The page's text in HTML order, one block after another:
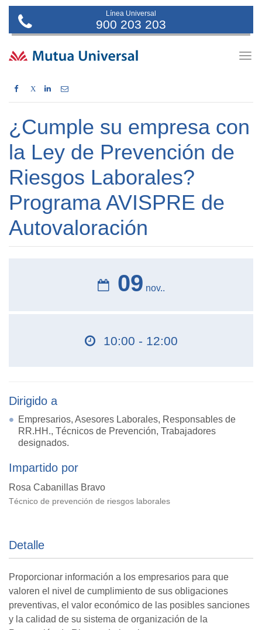
Línea Universal
900 203 203
X
¿Cumple su empresa con
la Ley de Prevención de
Riesgos Laborales?
Programa AVISPRE de
Autovaloración
09 nov..
10:00 - 12:00
Dirigido a
Empresarios, Asesores Laborales, Responsables de
RR.HH., Técnicos de Prevención, Trabajadores
designados.
Impartido por
Rosa Cabanillas Bravo
Técnico de prevención de riesgos laborales
Detalle
Proporcionar información a los empresarios para que
valoren el nivel de cumplimiento de sus obligaciones
preventivas, el valor económico de las posibles sanciones
y la calidad de su sistema de organización de la